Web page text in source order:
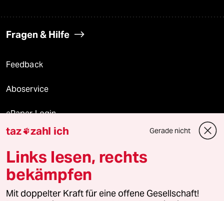
Fragen & Hilfe
Feedback
Aboservice
ePaper Login
Downloads für Abonnierende
© 2026 taz Verlags und Vertriebs GmbH
Alle Rechte vorbehalten. Bei rechtlichen Fragen oder für Genehmigungen
taz zahl ich Gerade nicht
Links lesen, rechts
bekämpfen
Mit doppelter Kraft für eine offene Gesellschaft!